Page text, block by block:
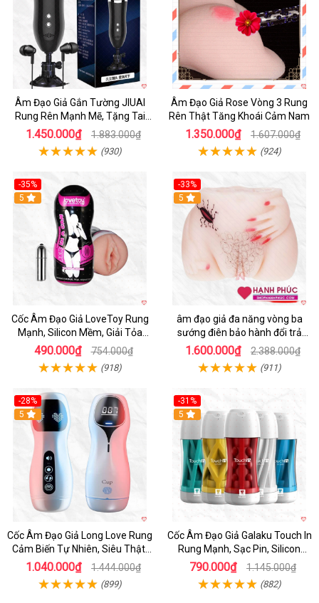
Âm Đạo Giả Gắn Tường JIUAI
Rung Rên Mạnh Mẽ, Tặng Tai
Nghe
1.450.000₫ 1.883.000₫
(930)
Âm Đạo Giả Rose Vòng 3 Rung
Rên Thật Tăng Khoái Cảm Nam
1.350.000₫ 1.607.000₫
(924)
-35%
5
Cốc Âm Đạo Giả LoveToy Rung
Mạnh, Silicon Mềm, Giải Tỏa
Sinh Lý
490.000₫ 754.000₫
(918)
-33%
5
âm đạo giả đa năng vòng ba
sướng điên bảo hành đổi trả
nhanh
1.600.000₫ 2.388.000₫
(911)
-28%
5
Cốc Âm Đạo Giả Long Love Rung
Cảm Biến Tự Nhiên, Siêu Thật,
Sướng
1.040.000₫ 1.444.000₫
(899)
-31%
Hot
5
Cốc Âm Đạo Giả Galaku Touch In
Rung Mạnh, Sạc Pin, Silicon
Mềm
790.000₫ 1.145.000₫
(882)